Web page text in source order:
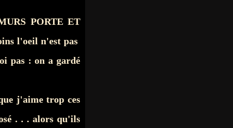
PORTE ET
l'oeil n'est pas
pas : on a gardé
j'aime trop ces
. . . alors qu'ils